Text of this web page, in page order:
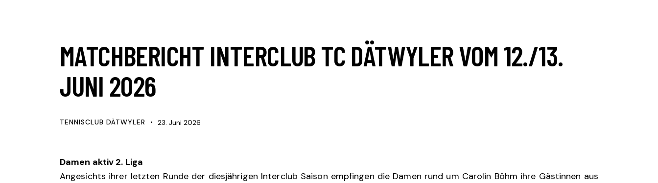
MATCHBERICHT INTERCLUB TC DÄTWYLER VOM 12./13.
JUNI 2026
TENNISCLUB DÄTWYLER 23. Juni 2026
Damen aktiv 2. Liga
Angesichts ihrer letzten Runde der diesjährigen Interclub Saison empfingen die Damen rund um Carolin Böhm ihre Gästinnen aus